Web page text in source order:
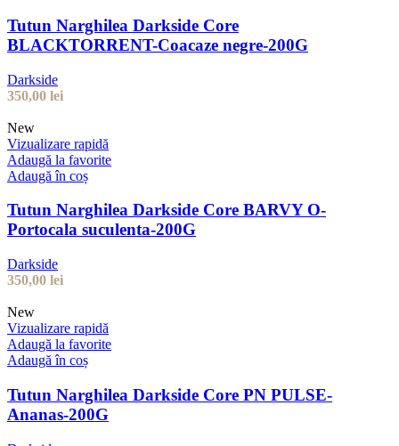
Tutun Narghilea Darkside Core
BLACKTORRENT-Coacaze negre-200G
Darkside
350,00 lei
New
Vizualizare rapidă
Adaugă la favorite
Adaugă în coș
Tutun Narghilea Darkside Core BARVY O-
Portocala suculenta-200G
Darkside
350,00 lei
New
Vizualizare rapidă
Adaugă la favorite
Adaugă în coș
Tutun Narghilea Darkside Core PN PULSE-
Ananas-200G